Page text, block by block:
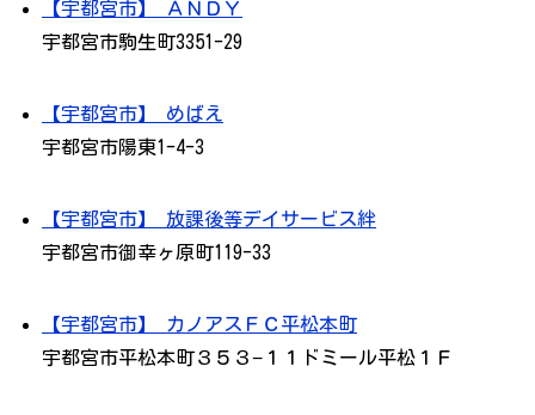
【宇都宮市】 ＡＮＤＹ
宇都宮市駒生町3351-29
【宇都宮市】 めばえ
宇都宮市陽東1-4-3
【宇都宮市】 放課後等デイサービス絆
宇都宮市御幸ヶ原町119-33
【宇都宮市】 カノアスＦＣ平松本町
宇都宮市平松本町３５３−１１ドミール平松１Ｆ